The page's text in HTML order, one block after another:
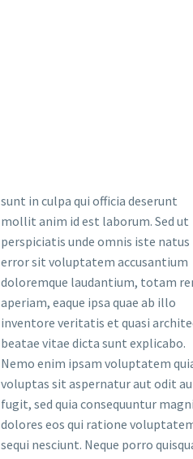
sunt in culpa qui officia deserunt
mollit anim id est laborum. Sed ut
perspiciatis unde omnis iste natus
error sit voluptatem accusantium
doloremque laudantium, totam
aperiam, eaque ipsa quae ab illo
inventore veritatis et quasi
beatae vitae dicta sunt explicabo.
Nemo enim ipsam voluptatem
voluptas sit aspernatur aut odit
fugit, sed quia consequuntur magni
dolores eos qui ratione
sequi nesciunt. Neque porro